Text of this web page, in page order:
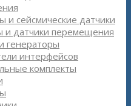
и сейсмические датчики
и датчики перемещения
генераторы
интерфейсов
комплекты